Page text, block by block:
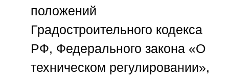
положений
Градостроительного кодекса
РФ, Федерального закона «О
техническом регулировании»,